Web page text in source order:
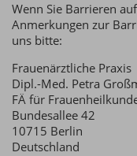
Wenn Sie Barrieren
Anmerkungen zur
uns bitte:
Frauenärztliche Praxis
Dipl.-Med. Petra
FÄ für
Bundesallee 42
10715 Berlin
Deutschland